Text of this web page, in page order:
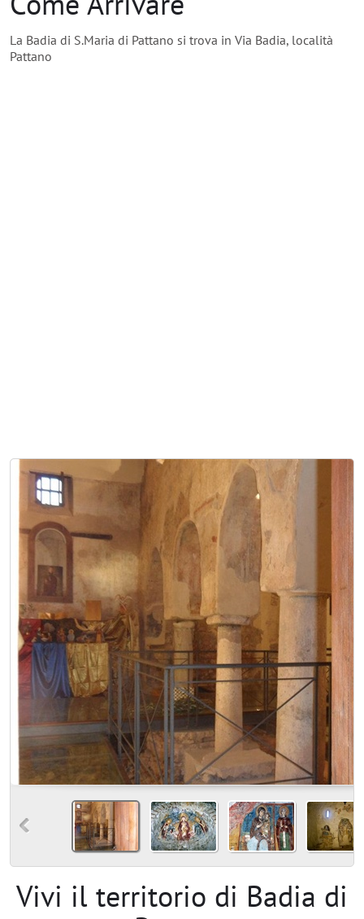
La Badia di S.Maria di Pattano si trova in Via Badia, località
Pattano
Vivi il territorio di Badia di